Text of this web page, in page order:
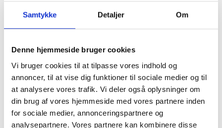
Samtykke Detaljer Om
Denne hjemmeside bruger cookies
Vi bruger cookies til at tilpasse vores indhold og
annoncer, til at vise dig funktioner til sociale medier og til
at analysere vores trafik. Vi deler også oplysninger om
din brug af vores hjemmeside med vores partnere inden
for sociale medier, annonceringspartnere og
analysepartnere. Vores partnere kan kombinere disse